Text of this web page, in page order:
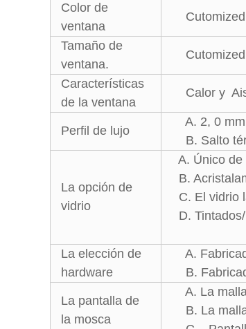
Color de
ventana
Cutomized
Tamaño de
ventana.
Cutomized
Características
de la ventana
Calor y
Perfil de lujo
A. 2, 0 mm
B. Salto
La opción de
vidrio
A. Único
B.
C. El vidrio
D.
La elección de
hardware
A.
B.
La pantalla de
la mosca
A. La
B. La